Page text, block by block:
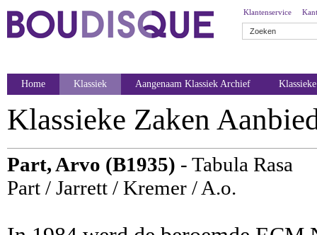
Klantenservice
Home Klassiek Aangenaam Klassiek Archief
Klassieke Zaken
Part, Arvo (B1935) - Tabula Rasa
Part / Jarrett / Kremer / A.o.